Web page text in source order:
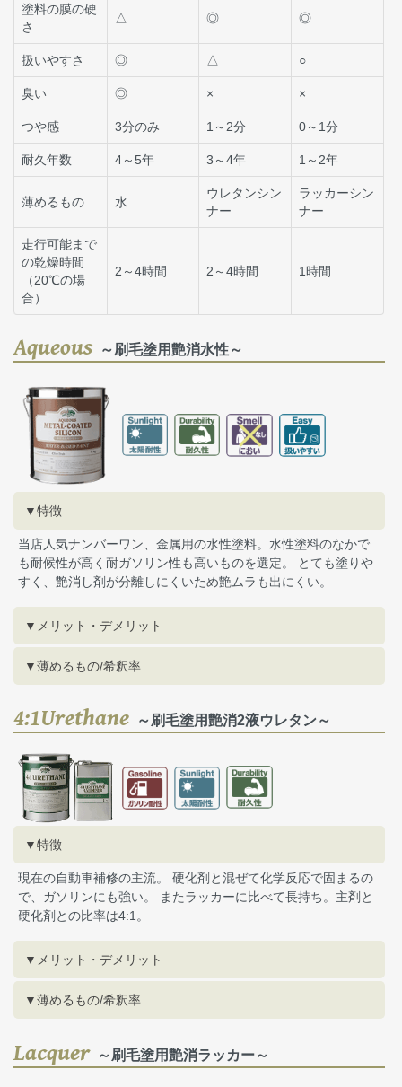
塗料の膜の硬
さ
△ ◎ ◎
扱いやすさ ◎ △ ○
臭い ◎ × ×
つや感 3分のみ 1～2分 0～1分
耐久年数 4～5年 3～4年 1～2年
薄めるもの 水
ウレタンシン
ナー
ラッカーシン
ナー
走行可能まで
の乾燥時間
（20℃の場
合）
2～4時間 2～4時間 1時間
Aqueous ～刷毛塗用艶消水性～
▼特徴
当店人気ナンバーワン、金属用の水性塗料。水性塗料のなかで
も耐候性が高く耐ガソリン性も高いものを選定。 とても塗りや
すく、艶消し剤が分離しにくいため艶ムラも出にくい。
▼メリット・デメリット
▼薄めるもの/希釈率
4:1Urethane ～刷毛塗用艶消2液ウレタン～
▼特徴
現在の自動車補修の主流。 硬化剤と混ぜて化学反応で固まるの
で、ガソリンにも強い。 またラッカーに比べて長持ち。主剤と
硬化剤との比率は4:1。
▼メリット・デメリット
▼薄めるもの/希釈率
Lacquer～刷毛塗用艶消ラッカー～